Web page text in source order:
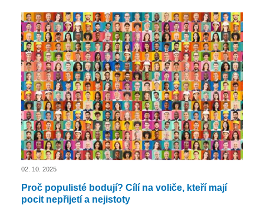
02. 10. 2025
Proč populisté bodují? Cílí na voliče, kteří mají
pocit nepřijetí a nejistoty